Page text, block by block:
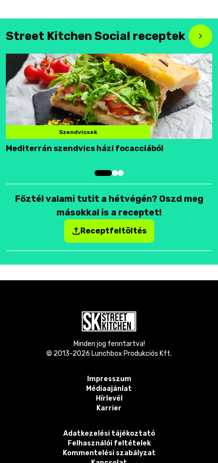
Street Kitchen Social receptek
Szendvicsek
Mediterrán szendvics házi focacciából
Főztél valami tutit a hétvégén? Oszd meg
másokkal is a receptet!
Receptfeltöltés
Minden jog fenntartva!
© 2013-2026 Lunchbox Produkciós Kft.
Impresszum
Médiaajánlat
Hírlevél
Karrier
Adatkezelési tájékoztató
Felhasználói feltételek
Kommentelési szabályzat